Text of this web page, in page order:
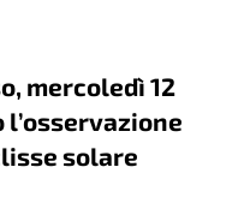
mercoledì 12
l’osservazione
solare